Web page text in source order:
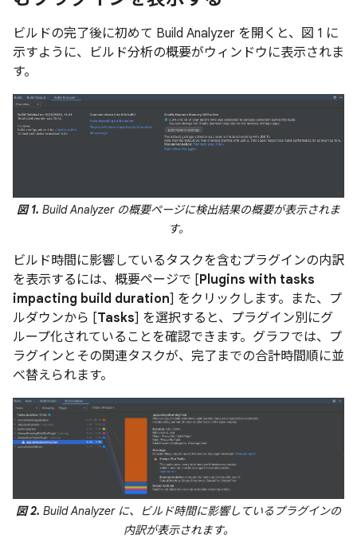
ビルドの完了後に初めて Build Analyzer を開くと、図 1 に
示すように、ビルド分析の概要がウィンドウに表示されま
す。
図 1. Build Analyzer の概要ページに検出結果の概要が表示されま
す。
ビルド時間に影響しているタスクを含むプラグインの内訳
を表示するには、概要ページで [Plugins with tasks
impacting build duration] をクリックします。また、プ
ルダウンから [Tasks] を選択すると、プラグイン別にグ
ループ化されていることを確認できます。グラフでは、プ
ラグインとその関連タスクが、完了までの合計時間順に並
べ替えられます。
図 2. Build Analyzer に、ビルド時間に影響しているプラグインの
内訳が表示されます。